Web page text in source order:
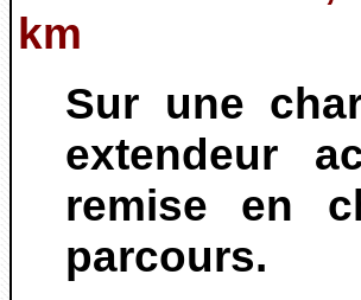
km
Sur une
extendeur
remise en
parcours.